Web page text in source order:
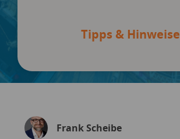
Tipps & Hinweise
Frank Scheibe